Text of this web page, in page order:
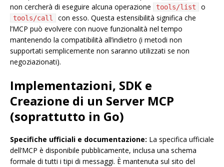
non cercherà di eseguire alcuna operazione
tools/list o
tools/call
con esso. Questa estensibilità significa che
l’MCP può evolvere con nuove funzionalità nel tempo
mantenendo la compatibilità all’indietro (i metodi non
supportati semplicemente non saranno utilizzati se non
negoziazionati).
Implementazioni, SDK e
Creazione di un Server MCP
(soprattutto in Go)
Specifiche ufficiali e documentazione: La specifica ufficiale
dell’MCP è disponibile pubblicamente, inclusa una schema
formale di tutti i tipi di messaggi. È mantenuta sul sito del